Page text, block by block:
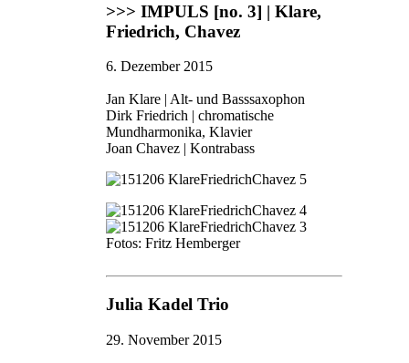
>>> IMPULS [no. 3] | Klare,
Friedrich, Chavez
6. Dezember 2015
Jan Klare | Alt- und Basssaxophon
Dirk Friedrich | chromatische
Mundharmonika, Klavier
Joan Chavez | Kontrabass
Fotos: Fritz Hemberger
Julia Kadel Trio
29. November 2015